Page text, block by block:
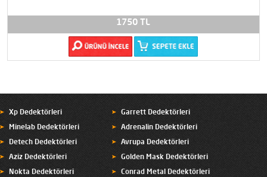
1750 TL
Xp Dedektörleri Garrett Dedektörleri
Minelab Dedektörleri Adrenalin Dedektörleri
Detech Dedektörleri Avrupa Dedektörleri
Aziz Dedektörleri Golden Mask Dedektörleri
Nokta Dedektörleri Conrad Metal Dedektörleri